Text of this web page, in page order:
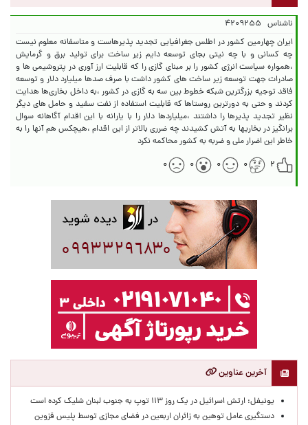
ناشناس ۴۲۰۹۲۵۵
ایران چهارمین کشور در اطلس جغرافیایی تجدید پذیرهاست و متاسفانه معلوم نیست
چه کسانی و با چه نیتی بجای توسعه دایم زیر ساخت برای تولید برق و گرمایش
،همواره سیاست انرژی کشور را بر مبنای گازی را که قابلیت ارز آوری در پتروشیمی ها و
صادرات جهت توسعه زیر ساخت های کشور داشت با صرف صدها میلیارد دلار و توسعه
فاقد توجیه بزرگترین شبکه خطوط بین سه به گازی در کشور ،به داخل بخاری‌ها هدایت
کردند و حتی به دورترین روستاها که قابلیت استفاده از نفت سفید و حامل های دیگر
نظیر تجدید پذیرها را داشتند ،میلیاردها دلار را با یارانه با این اقدام آگاهانه سوال
برانگیز در بخاریها به آتش کشیدند چه ضرری بالاتر از این اقدام ،هیچکس هم آنها را به
خاطر این اضرار ملی و ضربه به کشور محاکمه نکرد
۲
۰ ۰ ۰ ۰
آخرین عناوین
یونیفل: ارتش اسرائیل در یک روز ۱۱۳ توپ به جنوب لبنان شلیک کرده است
دستگیری عامل توهین به زائران اربعین در فضای مجازی توسط پلیس قزوین